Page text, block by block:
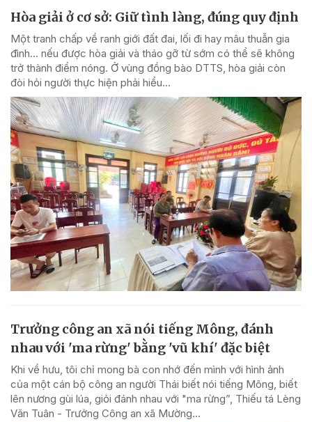
Hòa giải ở cơ sở: Giữ tình làng, đúng quy định
Một tranh chấp về ranh giới đất đai, lối đi hay mâu thuẫn gia
đình... nếu được hòa giải và tháo gỡ từ sớm có thể sẽ không
trở thành điểm nóng. Ở vùng đồng bào DTTS, hòa giải còn
đòi hỏi người thực hiện phải hiểu...
Trưởng công an xã nói tiếng Mông, đánh
nhau với 'ma rừng' bằng 'vũ khí' đặc biệt
Khi về hưu, tôi chỉ mong bà con nhớ đến mình với hình ảnh
của một cán bộ công an người Thái biết nói tiếng Mông, biết
lên nương gùi lúa, giỏi đánh nhau với "ma rừng”, Thiếu tá Lèng
Văn Tuân - Trưởng Công an xã Mường...